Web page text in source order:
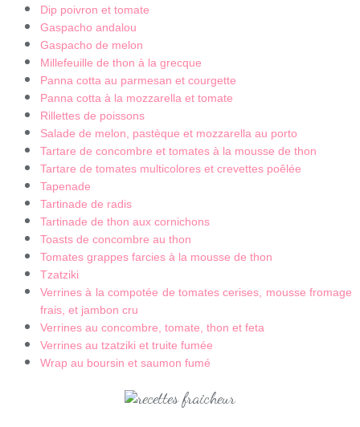
Dip poivron et tomate
Gaspacho andalou
Gaspacho de melon
Millefeuille de thon à la grecque
Panna cotta au parmesan et courgette
Panna cotta à la mozzarella et tomate
Rillettes de poissons
Salade de melon, pastèque et mozzarella au porto
Tartare de concombre et tomates à la mousse de thon
Tartare de tomates multicolores et crevettes poêlée
Tapenade
Tartinade de radis
Tartinade de thon aux cornichons
Toasts de concombre au thon
Tomates grappes farcies à la mousse de thon
Tzatziki
Verrines à la compotée de tomates cerises, mousse fromage
frais, et jambon cru
Verrines au concombre, tomate, thon et feta
Verrines au tzatziki et truite fumée
Wrap au boursin et saumon fumé